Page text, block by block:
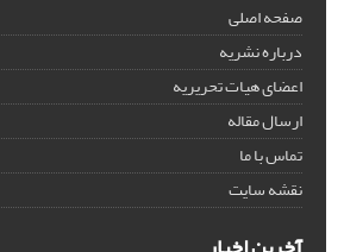
صفحه اصلی
درباره نشریه
اعضای هیات تحریریه
ارسال مقاله
تماس با ما
نقشه سایت